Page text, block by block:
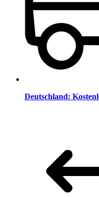
Deutschland: